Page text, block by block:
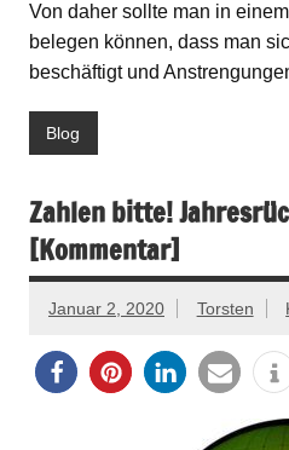
Von daher sollte man in
belegen können, dass man
beschäftigt und
Blog
Zahlen bitte!
[Kommentar]
Januar 2, 2020 Torsten